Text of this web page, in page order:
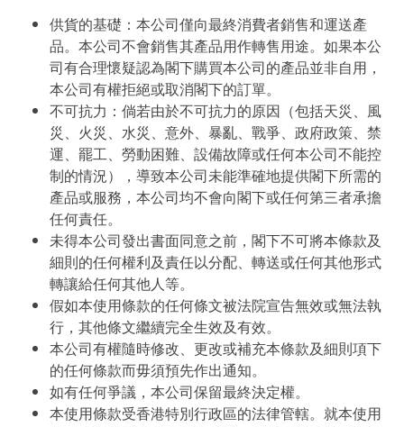
供貨的基礎：本公司僅向最終消費者銷售和運送產
品。本公司不會銷售其產品用作轉售用途。如果本公
司有合理懷疑認為閣下購買本公司的產品並非自用，
本公司有權拒絕或取消閣下的訂單。
不可抗力：倘若由於不可抗力的原因（包括天災、風
災、火災、水災、意外、暴亂、戰爭、政府政策、禁
運、罷工、勞動困難、設備故障或任何本公司不能控
制的情況），導致本公司未能準確地提供閣下所需的
產品或服務，本公司均不會向閣下或任何第三者承擔
任何責任。
未得本公司發出書面同意之前，閣下不可將本條款及
細則的任何權利及責任以分配、轉送或任何其他形式
轉讓給任何其他人等。
假如本使用條款的任何條文被法院宣告無效或無法執
行，其他條文繼續完全生效及有效。
本公司有權隨時修改、更改或補充本條款及細則項下
的任何條款而毋須預先作出通知。
如有任何爭議，本公司保留最終決定權。
本使用條款受香港特別行政區的法律管轄。就本使用